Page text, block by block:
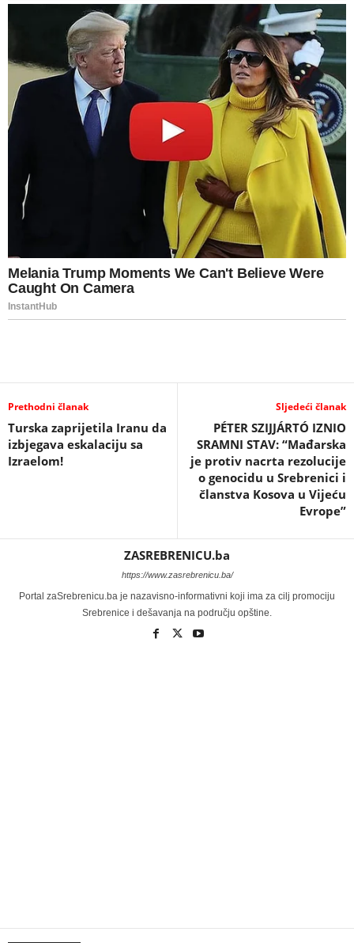
Prethodni članak
Turska zaprijetila Iranu da
izbjegava eskalaciju sa
Izraelom!
Sljedeći članak
PÉTER SZIJJÁRTÓ IZNIO
SRAMNI STAV: “Mađarska
je protiv nacrta rezolucije
o genocidu u Srebrenici i
članstva Kosova u Vijeću
Evrope”
ZASREBRENICU.ba
https://www.zasrebrenicu.ba/
Portal zaSrebrenicu.ba je nazavisno-informativni koji ima za cilj promociju
Srebrenice i dešavanja na području opštine.